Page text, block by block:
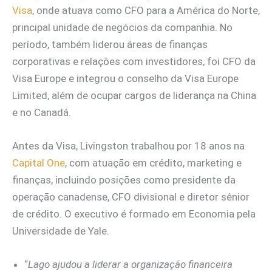
Visa, onde atuava como CFO para a América do Norte,
principal unidade de negócios da companhia. No
período, também liderou áreas de finanças
corporativas e relações com investidores, foi CFO da
Visa Europe e integrou o conselho da Visa Europe
Limited, além de ocupar cargos de liderança na China
e no Canadá.
Antes da Visa, Livingston trabalhou por 18 anos na
Capital One, com atuação em crédito, marketing e
finanças, incluindo posições como presidente da
operação canadense, CFO divisional e diretor sênior
de crédito. O executivo é formado em Economia pela
Universidade de Yale.
“Lago ajudou a liderar a organização financeira